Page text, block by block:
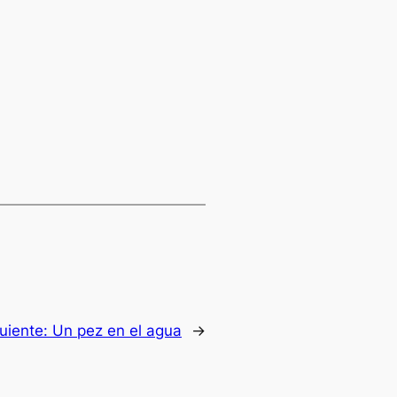
Un pez en el agua →